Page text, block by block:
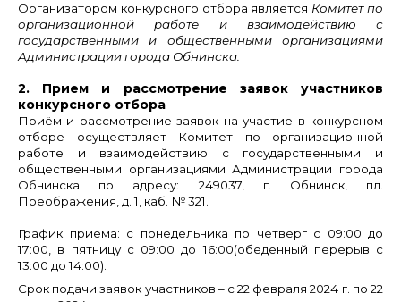
Организатором конкурсного отбора является Комитет по
организационной работе и взаимодействию с
государственными и общественными организациями
Администрации города Обнинска.
2. Прием и рассмотрение заявок участников
конкурсного отбора
Приём и рассмотрение заявок на участие в конкурсном
отборе осуществляет Комитет по организационной
работе и взаимодействию с государственными и
общественными организациями Администрации города
Обнинска по адресу: 249037, г. Обнинск, пл.
Преображения, д. 1, каб. № 321.
График приема: с понедельника по четверг с 09:00 до
17:00, в пятницу с 09:00 до 16:00(обеденный перерыв с
13:00 до 14:00).
Срок подачи заявок участников – с 22 февраля 2024 г. по 22